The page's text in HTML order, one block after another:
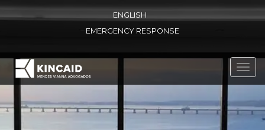
ENGLISH
EMERGENCY RESPONSE